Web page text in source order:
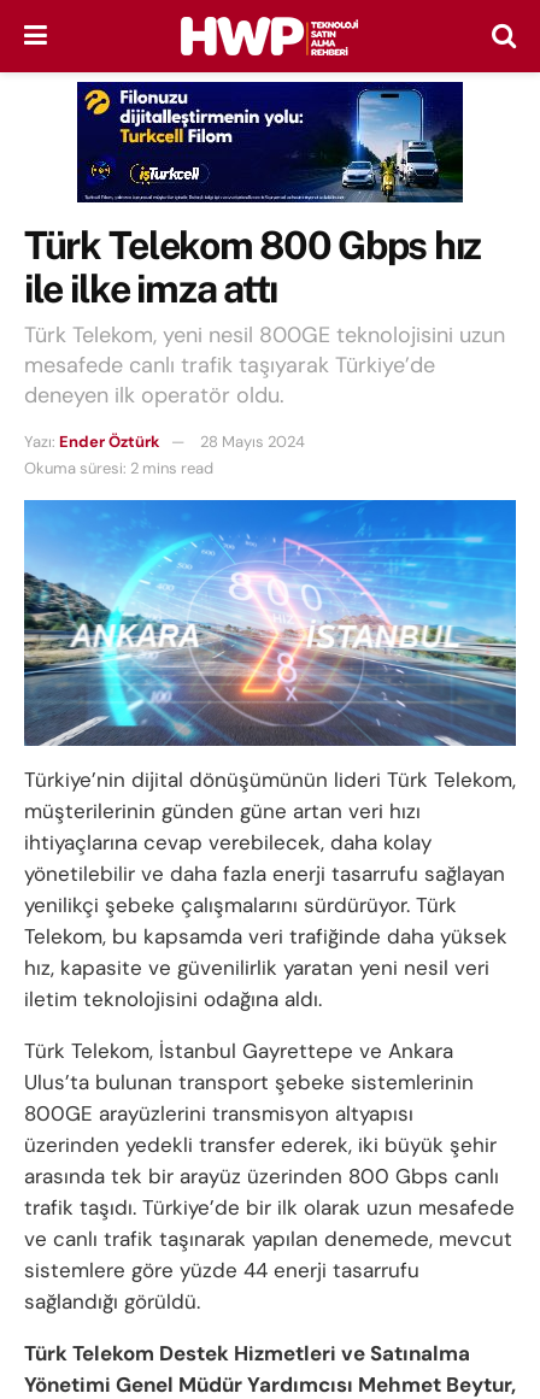
Türk Telekom 800 Gbps hız
ile ilke imza attı
Türk Telekom, yeni nesil 800GE teknolojisini uzun
mesafede canlı trafik taşıyarak Türkiye’de
deneyen ilk operatör oldu.
Yazı: Ender Öztürk
28 Mayıs 2024
Okuma süresi: 2 mins read
Türkiye’nin dijital dönüşümünün lideri Türk Telekom,
müşterilerinin günden güne artan veri hızı
ihtiyaçlarına cevap verebilecek, daha kolay
yönetilebilir ve daha fazla enerji tasarrufu sağlayan
yenilikçi şebeke çalışmalarını sürdürüyor. Türk
Telekom, bu kapsamda veri trafiğinde daha yüksek
hız, kapasite ve güvenilirlik yaratan yeni nesil veri
iletim teknolojisini odağına aldı.
Türk Telekom, İstanbul Gayrettepe ve Ankara
Ulus’ta bulunan transport şebeke sistemlerinin
800GE arayüzlerini transmisyon altyapısı
üzerinden yedekli transfer ederek, iki büyük şehir
arasında tek bir arayüz üzerinden 800 Gbps canlı
trafik taşıdı. Türkiye’de bir ilk olarak uzun mesafede
ve canlı trafik taşınarak yapılan denemede, mevcut
sistemlere göre yüzde 44 enerji tasarrufu
sağlandığı görüldü.
Türk Telekom Destek Hizmetleri ve Satınalma
Yönetimi Genel Müdür Yardımcısı Mehmet Beytur,